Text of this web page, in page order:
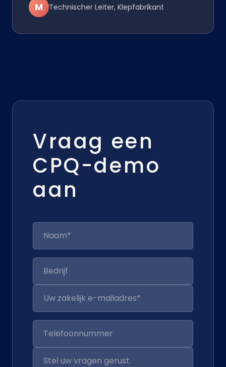
M Technischer Leiter, Klepfabrikant
Vraag een
CPQ-demo
aan